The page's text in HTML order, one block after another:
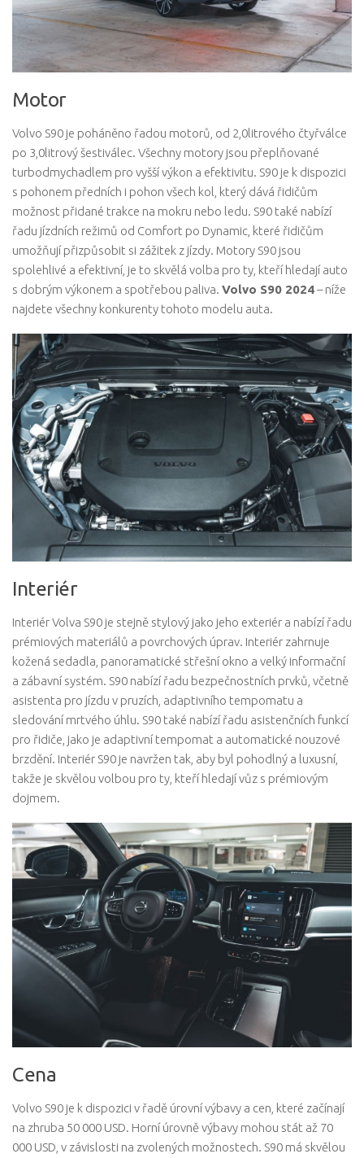
Motor
Volvo S90 je poháněno řadou motorů, od 2,0litrového čtyřválce
po 3,0litrový šestiválec. Všechny motory jsou přeplňované
turbodmychadlem pro vyšší výkon a efektivitu. S90 je k dispozici
s pohonem předních i pohon všech kol, který dává řidičům
možnost přidané trakce na mokru nebo ledu. S90 také nabízí
řadu jízdních režimů od Comfort po Dynamic, které řidičům
umožňují přizpůsobit si zážitek z jízdy. Motory S90 jsou
spolehlivé a efektivní, je to skvělá volba pro ty, kteří hledají auto
s dobrým výkonem a spotřebou paliva. Volvo S90 2024– níže
najdete všechny konkurenty tohoto modelu auta.
Interiér
Interiér Volva S90 je stejně stylový jako jeho exteriér a nabízí řadu
prémiových materiálů a povrchových úprav. Interiér zahrnuje
kožená sedadla, panoramatické střešní okno a velký informační
a zábavní systém. S90 nabízí řadu bezpečnostních prvků, včetně
asistenta pro jízdu v pruzích, adaptivního tempomatu a
sledování mrtvého úhlu. S90 také nabízí řadu asistenčních funkcí
pro řidiče, jako je adaptivní tempomat a automatické nouzové
brzdění. Interiér S90 je navržen tak, aby byl pohodlný a luxusní,
takže je skvělou volbou pro ty, kteří hledají vůz s prémiovým
dojmem.
Cena
Volvo S90 je k dispozici v řadě úrovní výbavy a cen, které začínají
na zhruba 50 000 USD. Horní úrovně výbavy mohou stát až 70
000 USD, v závislosti na zvolených možnostech. S90 má skvělou